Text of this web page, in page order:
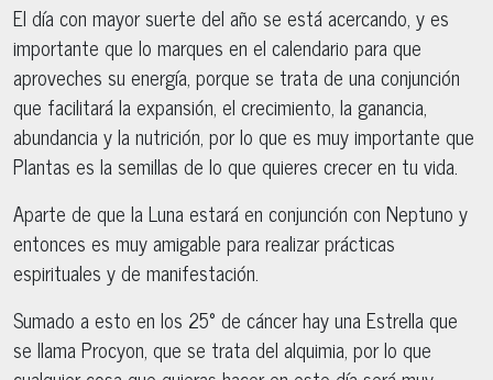
El día con mayor suerte del año se está acercando, y es
importante que lo marques en el calendario para que
aproveches su energía, porque se trata de una conjunción
que facilitará la expansión, el crecimiento, la ganancia,
abundancia y la nutrición, por lo que es muy importante que
Plantas es la semillas de lo que quieres crecer en tu vida.
Aparte de que la Luna estará en conjunción con Neptuno y
entonces es muy amigable para realizar prácticas
espirituales y de manifestación.
Sumado a esto en los 25° de cáncer hay una Estrella que
se llama Procyon, que se trata del alquimia, por lo que